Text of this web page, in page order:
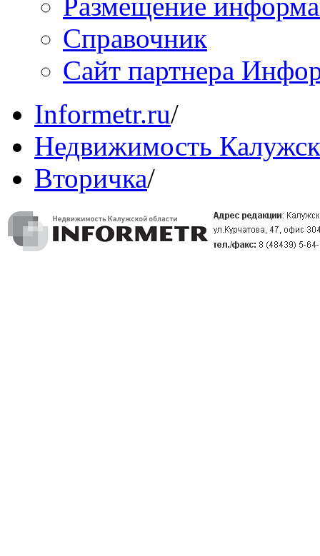
Размещение
Справочник
Сайт партнера
Informetr.ru/
Недвижимость
Вторичка/